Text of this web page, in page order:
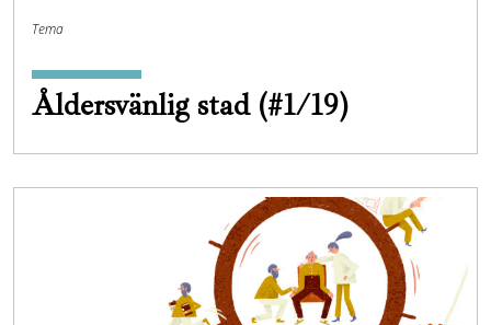
Tema
Åldersvänlig stad (#1/19)